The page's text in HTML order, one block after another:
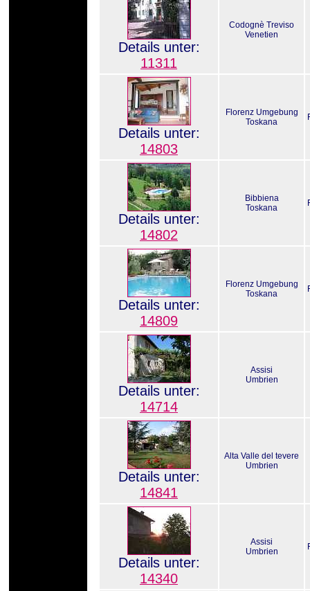
Details unter:
11311
Codognè Treviso
Venetien
Details unter:
14803
Florenz Umgebung
Toskana
Details unter:
14802
Bibbiena
Toskana
Details unter:
14809
Florenz Umgebung
Toskana
Details unter:
14714
Assisi
Umbrien
Details unter:
14841
Alta Valle del tevere
Umbrien
Details unter:
14340
Assisi
Umbrien